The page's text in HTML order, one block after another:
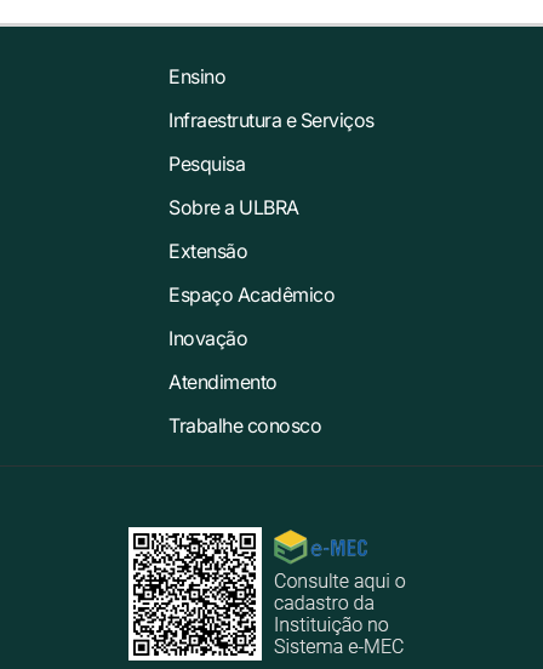
Ensino
Infraestrutura e Serviços
Pesquisa
Sobre a ULBRA
Extensão
Espaço Acadêmico
Inovação
Atendimento
Trabalhe conosco